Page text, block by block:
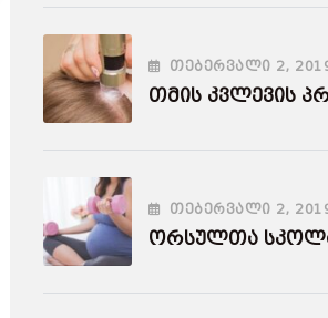
ᲗᲔᲑᲔᲠᲕᲐᲚᲘ 2,
Თმის Კვლევის
ᲗᲔᲑᲔᲠᲕᲐᲚᲘ 2,
Ორსულთა